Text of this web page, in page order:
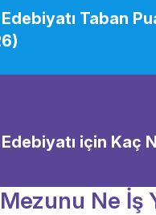
Taban
için Kaç
Ne İş